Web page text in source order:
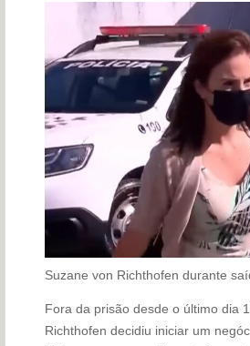
Suzane von Richthofen durante
Fora da prisão desde o último dia
Richthofen decidiu iniciar um